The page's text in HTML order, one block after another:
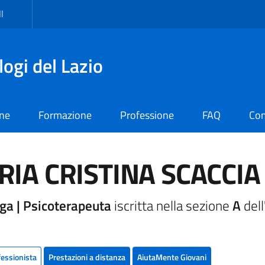
del Lazio
Formazione Professione FAQ
CRISTINA SCACCIA
| Psicoterapeuta iscritta nella sezioneA
Prestazioni a distanza AiutaMente Giovani